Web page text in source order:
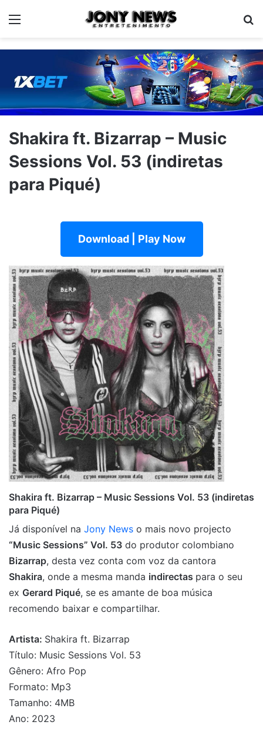
Menu
Shakira ft. Bizarrap – Music
Sessions Vol. 53 (indiretas
para Piqué)
Download | Play Now
Shakira ft. Bizarrap – Music Sessions Vol. 53 (indiretas
para Piqué)
Já disponível na Jony News o mais novo projecto
“Music Sessions” Vol. 53 do produtor colombiano
Bizarrap, desta vez conta com voz da cantora
Shakira, onde a mesma manda indirectas para o seu
ex Gerard Piqué, se es amante de boa música
recomendo baixar e compartilhar.
Artista: Shakira ft. Bizarrap
Título: Music Sessions Vol. 53
Gênero: Afro Pop
Formato: Mp3
Tamanho: 4MB
Ano: 2023